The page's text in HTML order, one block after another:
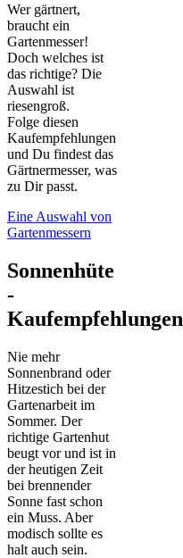
Wer gärtnert,
braucht ein
Gartenmesser!
Doch welches ist
das richtige? Die
Auswahl ist
riesengroß.
Folge diesen
Kaufempfehlungen
und Du findest das
Gärtnermesser, was
zu Dir passt.
Eine Auswahl von
Gartenmessern
Sonnenhüte
-
Kaufempfehlungen
Nie mehr
Sonnenbrand oder
Hitzestich bei der
Gartenarbeit im
Sommer. Der
richtige Gartenhut
beugt vor und ist in
der heutigen Zeit
bei brennender
Sonne fast schon
ein Muss. Aber
modisch sollte es
halt auch sein.